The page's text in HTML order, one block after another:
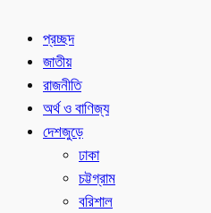
প্রচ্ছদ
জাতীয়
রাজনীতি
অর্থ ও বাণিজ্য
দেশজুড়ে
ঢাকা
চট্টগ্রাম
বরিশাল